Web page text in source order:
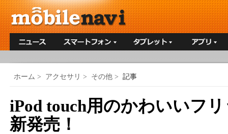
ホーム > アクセサリ > その他 > 記事
iPod touch用のかわいいフ
新発売！